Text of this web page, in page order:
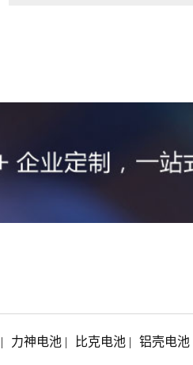
| 力神电池 | 比克电池 | 铝壳电池